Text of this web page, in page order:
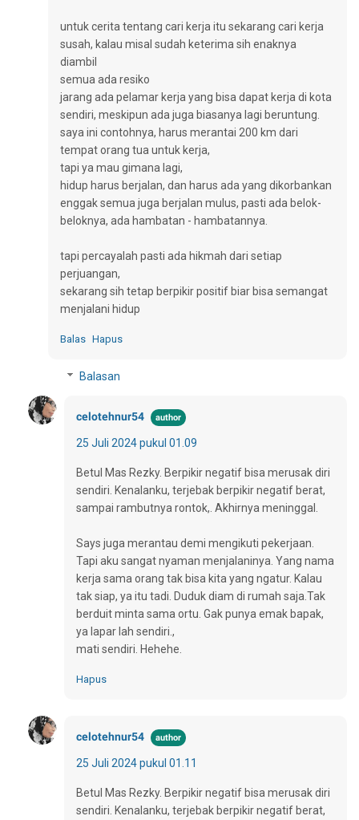
untuk cerita tentang cari kerja itu sekarang cari kerja
susah, kalau misal sudah keterima sih enaknya
diambil
semua ada resiko
jarang ada pelamar kerja yang bisa dapat kerja di kota
sendiri, meskipun ada juga biasanya lagi beruntung.
saya ini contohnya, harus merantai 200 km dari
tempat orang tua untuk kerja,
tapi ya mau gimana lagi,
hidup harus berjalan, dan harus ada yang dikorbankan
enggak semua juga berjalan mulus, pasti ada belok-
beloknya, ada hambatan - hambatannya.
tapi percayalah pasti ada hikmah dari setiap
perjuangan,
sekarang sih tetap berpikir positif biar bisa semangat
menjalani hidup
Balas Hapus
Balasan
celotehnur54
25 Juli 2024 pukul 01.09
Betul Mas Rezky. Berpikir negatif bisa merusak diri
sendiri. Kenalanku, terjebak berpikir negatif berat,
sampai rambutnya rontok,. Akhirnya meninggal.
Says juga merantau demi mengikuti pekerjaan.
Tapi aku sangat nyaman menjalaninya. Yang nama
kerja sama orang tak bisa kita yang ngatur. Kalau
tak siap, ya itu tadi. Duduk diam di rumah saja.Tak
berduit minta sama ortu. Gak punya emak bapak,
ya lapar lah sendiri.,
mati sendiri. Hehehe.
Hapus
celotehnur54
25 Juli 2024 pukul 01.11
Betul Mas Rezky. Berpikir negatif bisa merusak diri
sendiri. Kenalanku, terjebak berpikir negatif berat,